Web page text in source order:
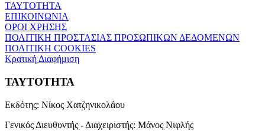
ΤΑΥΤΟΤΗΤΑ
ΕΠΙΚΟΙΝΩΝΙΑ
ΟΡΟΙ ΧΡΗΣΗΣ
ΠΟΛΙΤΙΚΗ ΠΡΟΣΤΑΣΙΑΣ ΠΡΟΣΩΠΙΚΩΝ ΔΕΔΟΜΕΝΩΝ
ΠΟΛΙΤΙΚΗ COOKIES
Κρατική Διαφήμιση
ΤΑΥΤΟΤΗΤΑ
Εκδότης: Νίκος Χατζηνικολάου
Γενικός Διευθυντής - Διαχειριστής: Μάνος Νιφλής